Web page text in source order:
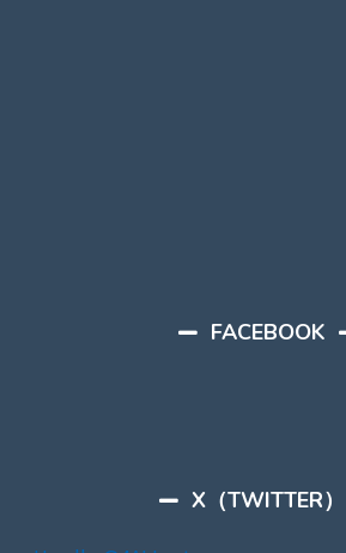
FACEBOOK
X（TWITTER）